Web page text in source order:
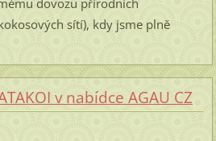
sítí), kdy jsme plně
v nabídce AGAU CZ